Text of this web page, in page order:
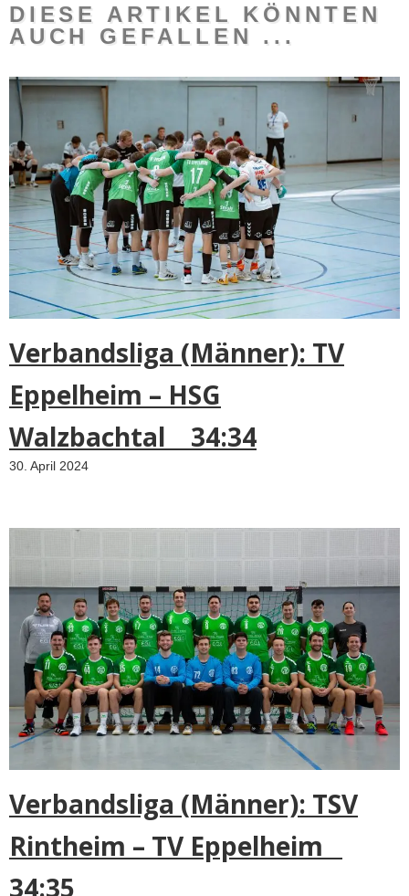
DIESE ARTIKEL KÖNNTEN
AUCH GEFALLEN ...
Verbandsliga (Männer): TV
Eppelheim – HSG
Walzbachtal 34:34
30. April 2024
Verbandsliga (Männer): TSV
Rintheim – TV Eppelheim
34:35